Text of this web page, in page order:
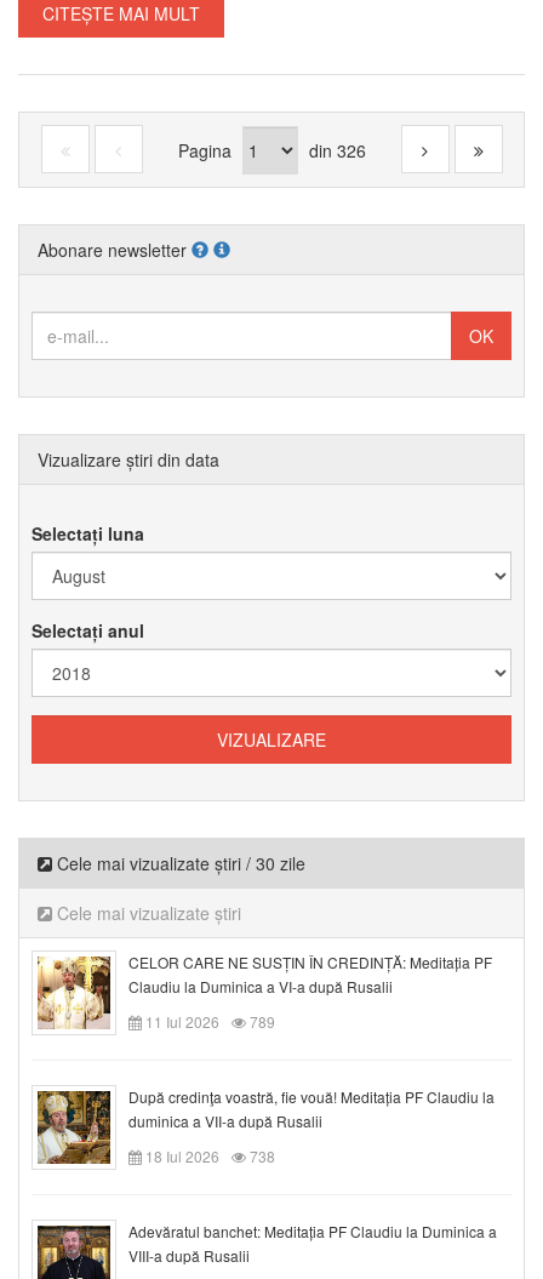
CITEȘTE MAI MULT
Pagina din 326
Abonare newsletter
Vizualizare știri din data
Selectați luna
Selectați anul
Cele mai vizualizate știri / 30 zile
Cele mai vizualizate știri
CELOR CARE NE SUSȚIN ÎN CREDINȚĂ: Meditația PF
Claudiu la Duminica a VI-a după Rusalii
11 Iul 2026
789
După credinţa voastră, fie vouă! Meditația PF Claudiu la
duminica a VII-a după Rusalii
18 Iul 2026
738
Adevăratul banchet: Meditația PF Claudiu la Duminica a
VIII-a după Rusalii